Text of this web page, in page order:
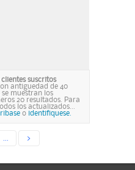
clientes suscritos
antiguedad de 40
se muestran los
20 resultados. Para
los actualizados...
o identifiquese.
>